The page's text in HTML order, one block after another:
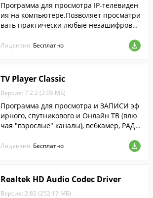
Программа для просмотра IP-телевиден
ия на компьютере.Позволяет просматри
вать практически любые незашифрован
Лицензия: Бесплатно
TV Player Classic
Версия: 7.2.2 (2.05 МБ)
Программа для просмотра и ЗАПИСИ эф
ирного, спутникового и Онлайн ТВ (влю
чая "взрослые" каналы), вебкамер, РАДИ
маемых через ТВ и спутниковый тюнер.
Лицензия: Бесплатно
Realtek HD Audio Codec Driver
Версия: 2.82 (252.17 МБ)